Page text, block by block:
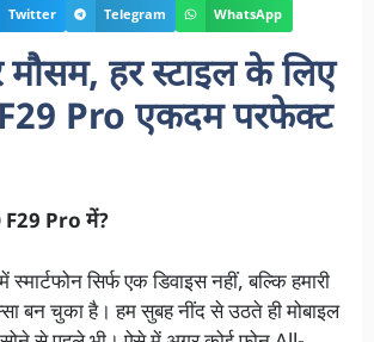
Twitter Telegram WhatsApp
मौसम, हर स्टाइल के लिए
Pro एकदम परफेक्ट
F29 Pro में?
सिर्फ एक डिवाइस नहीं, बल्कि हमारी
बन चुका है। हम सुबह नींद से उठते ही मोबाइल